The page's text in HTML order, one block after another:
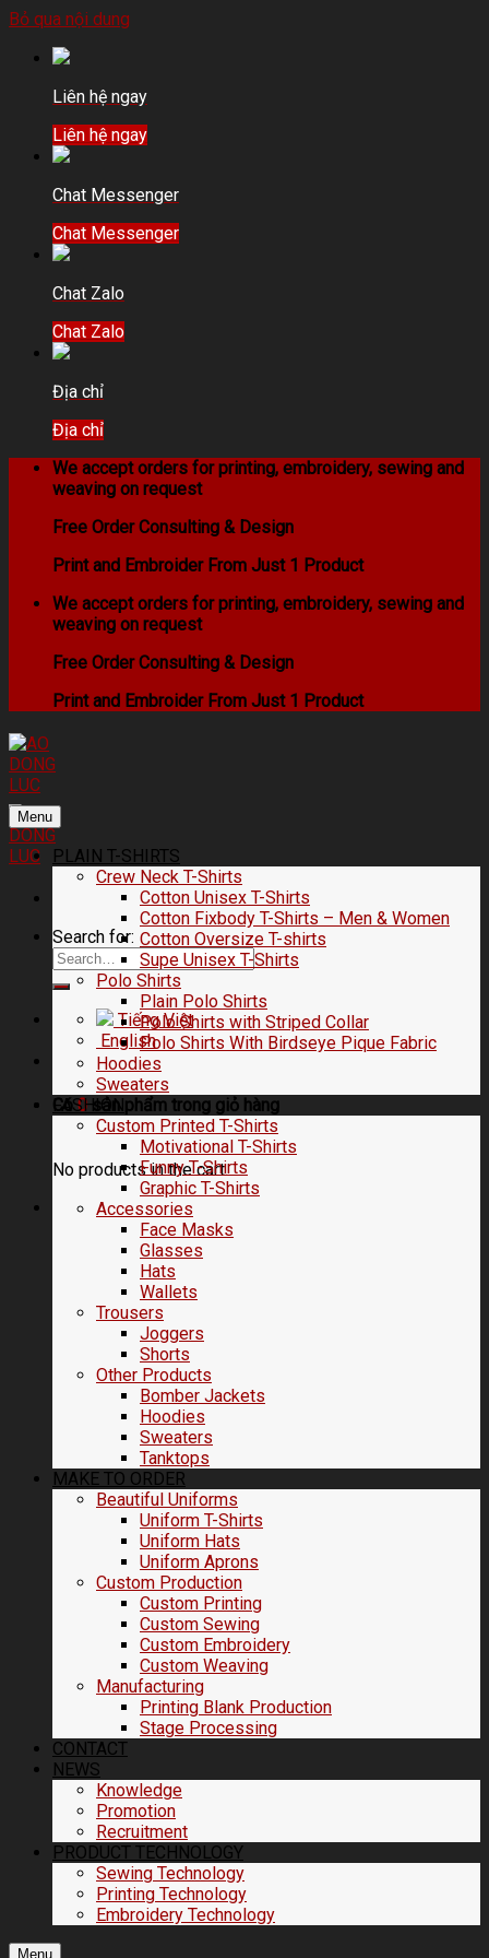
Bỏ qua nội dung
Liên hệ ngay
Liên hệ ngay
Chat Messenger
Chat Messenger
Chat Zalo
Chat Zalo
Địa chỉ
Địa chỉ
We accept orders for printing, embroidery, sewing and
weaving on request
Free Order Consulting & Design
Print and Embroider From Just 1 Product
We accept orders for printing, embroidery, sewing and
weaving on request
Free Order Consulting & Design
Print and Embroider From Just 1 Product
Search for:
Tiếng Việt
English
Có0 sản phẩm trong giỏ hàng
No products in the cart.
Menu
PLAIN T-SHIRTS
Crew Neck T-Shirts
Cotton Unisex T-Shirts
Cotton Fixbody T-Shirts – Men & Women
Cotton Oversize T-shirts
Supe Unisex T-Shirts
Polo Shirts
Plain Polo Shirts
Polo Shirts with Striped Collar
Polo Shirts With Birdseye Pique Fabric
Hoodies
Sweaters
FASHION
Custom Printed T-Shirts
Motivational T-Shirts
Funny T-Shirts
Graphic T-Shirts
Accessories
Face Masks
Glasses
Hats
Wallets
Trousers
Joggers
Shorts
Other Products
Bomber Jackets
Hoodies
Sweaters
Tanktops
MAKE TO ORDER
Beautiful Uniforms
Uniform T-Shirts
Uniform Hats
Uniform Aprons
Custom Production
Custom Printing
Custom Sewing
Custom Embroidery
Custom Weaving
Manufacturing
Printing Blank Production
Stage Processing
CONTACT
NEWS
Knowledge
Promotion
Recruitment
PRODUCT TECHNOLOGY
Sewing Technology
Printing Technology
Embroidery Technology
Menu